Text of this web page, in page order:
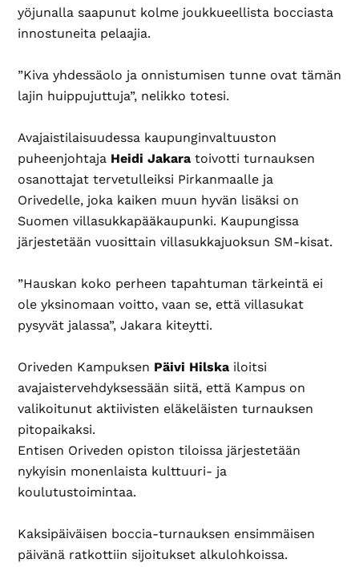
yöjunalla saapunut kolme joukkueellista bocciasta
innostuneita pelaajia.
”Kiva yhdessäolo ja onnistumisen tunne ovat tämän
lajin huippujuttuja”, nelikko totesi.
Avajaistilaisuudessa kaupunginvaltuuston
puheenjohtaja Heidi Jakara toivotti turnauksen
osanottajat tervetulleiksi Pirkanmaalle ja
Orivedelle, joka kaiken muun hyvän lisäksi on
Suomen villasukkapääkaupunki. Kaupungissa
järjestetään vuosittain villasukkajuoksun SM-kisat.
”Hauskan koko perheen tapahtuman tärkeintä ei
ole yksinomaan voitto, vaan se, että villasukat
pysyvät jalassa”, Jakara kiteytti.
Oriveden Kampuksen Päivi Hilska iloitsi
avajaistervehdyksessään siitä, että Kampus on
valikoitunut aktiivisten eläkeläisten turnauksen
pitopaikaksi.
Entisen Oriveden opiston tiloissa järjestetään
nykyisin monenlaista kulttuuri- ja
koulutustoimintaa.
Kaksipäiväisen boccia-turnauksen ensimmäisen
päivänä ratkottiin sijoitukset alkulohkoissa.